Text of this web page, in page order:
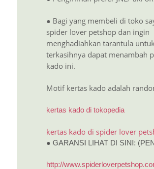
● Bagi yang membeli di toko
spider lover petshop dan ingin
menghadiahkan tarantula
terkasihnya dapat menambah
kado ini.
Motif kertas kado adalah
kertas kado di tokopedia
kertas kado di spider lover
● GARANSI LIHAT DI SINI:
http://